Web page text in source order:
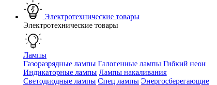
Электротехнические товары
Электротехнические товары
Лампы
Газоразрядные лампы Галогенные лампы Гибкий неон
Индикаторные лампы Лампы накаливания
Светодиодные лампы Спец лампы Энергосберегающие